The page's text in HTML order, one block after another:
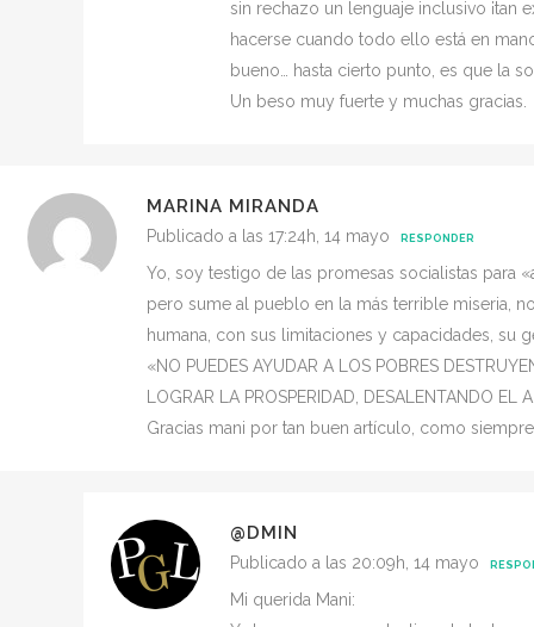
sin rechazo un lenguaje inclusivo ¡tan
hacerse cuando todo ello está en
bueno… hasta cierto punto, es que la
Un beso muy fuerte y muchas gracias.
MARINA MIRANDA
Publicado a las 17:24h, 14 mayo RESPONDER
Yo, soy testigo de las promesas socialistas para
pero sume al pueblo en la más terrible miseria,
humana, con sus limitaciones y capacidades, su
«NO PUEDES AYUDAR A LOS POBRES
LOGRAR LA PROSPERIDAD, DESALENTANDO
Gracias mani por tan buen artículo, como
@DMIN
Publicado a las 20:09h, 14 mayo
Mi querida Mani: